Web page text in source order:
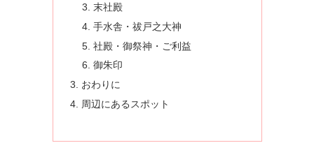
末社殿
手水舎・祓戸之大神
社殿・御祭神・ご利益
御朱印
おわりに
周辺にあるスポット